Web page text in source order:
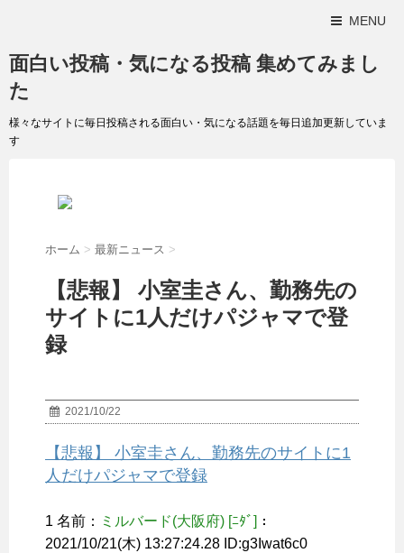
MENU
面白い投稿・気になる投稿 集めてみまし
た
様々なサイトに毎日投稿される面白い・気になる話題を毎日追加更新していま
す
ホーム > 最新ニュース >
【悲報】 小室圭さん、勤務先の
サイトに1人だけパジャマで登
録
2021/10/22
【悲報】 小室圭さん、勤務先のサイトに1
人だけパジャマで登録
1 名前： ミルバード(大阪府) [ﾆﾀﾞ] ：
2021/10/21(木) 13:27:24.28 ID:g3Iwat6c0